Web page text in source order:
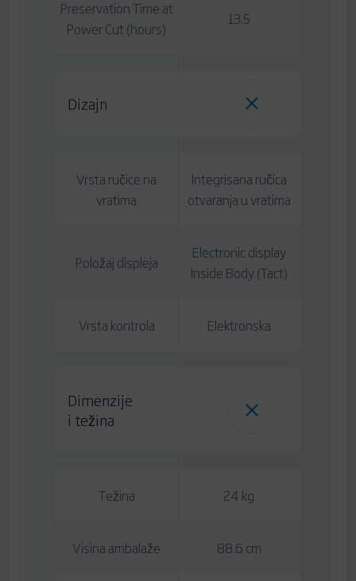
Preservation Time at
Power Cut (hours)
13.5
Dizajn
Vrsta ručice na
vratima
Integrisana ručica
otvaranja u vratima
Položaj displeja
Electronic display
Inside Body (Tact)
Vrsta kontrola Elektronska
Dimenzije
i težina
Težina 24 kg
Visina ambalaže 88.6 cm